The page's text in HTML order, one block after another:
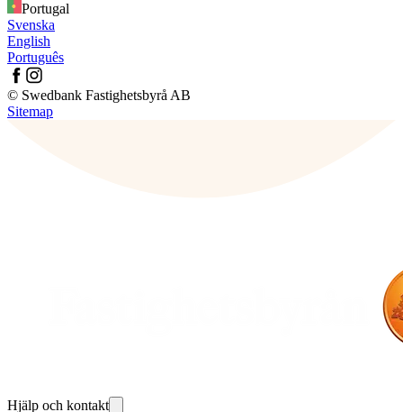
Portugal
Svenska
English
Português
© Swedbank Fastighetsbyrå AB
Sitemap
Hjälp och kontakt